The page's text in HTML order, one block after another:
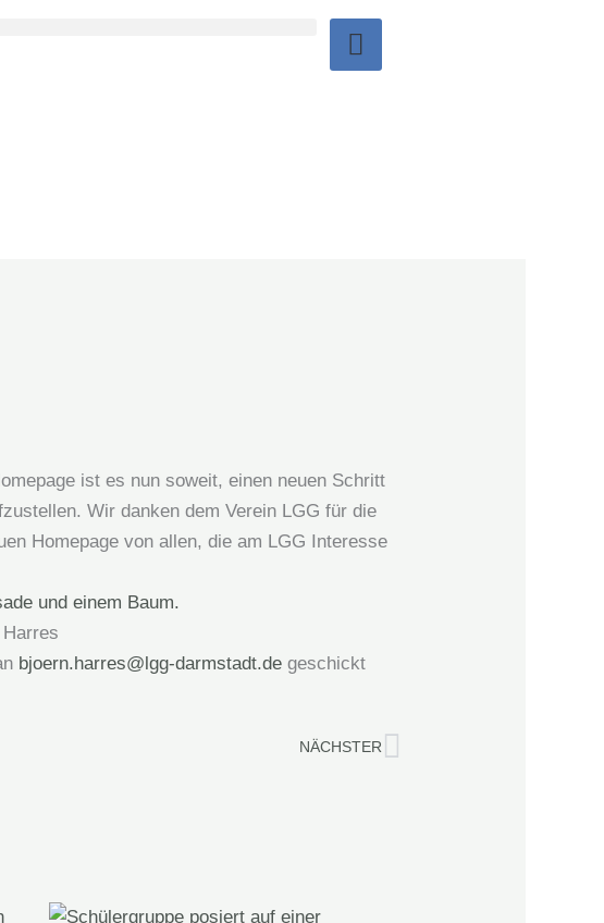
ist es nun soweit, einen neuen Schritt
Wir danken dem Verein LGG für die
Homepage von allen, die am LGG Interesse
bjoern.harres@lgg-darmstadt.de geschickt
NÄCHSTERNächster